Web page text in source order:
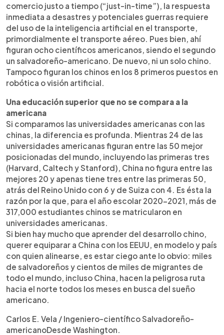
comercio justo a tiempo (“just-in-time”), la respuesta
inmediata a desastres y potenciales guerras requiere
del uso de la inteligencia artificial en el transporte,
primordialmente el transporte aéreo. Pues bien, ahí
figuran ocho científicos americanos, siendo el segundo
un salvadoreño-americano. De nuevo, ni un solo chino.
Tampoco figuran los chinos en los 8 primeros puestos en
robótica o visión artificial.
Una educación superior que no se compara a la
americana
Si comparamos las universidades americanas con las
chinas, la diferencia es profunda. Mientras 24 de las
universidades americanas figuran entre las 50 mejor
posicionadas del mundo, incluyendo las primeras tres
(Harvard, Caltech y Stanford), China no figura entre las
mejores 20 y apenas tiene tres entre las primeras 50,
atrás del Reino Unido con 6 y de Suiza con 4. Es ésta la
razón por la que, para el año escolar 2020-2021, más de
317,000 estudiantes chinos se matricularon en
universidades americanas.
Si bien hay mucho que aprender del desarrollo chino,
querer equiparar a China con los EEUU, en modelo y país
con quien alinearse, es estar ciego ante lo obvio: miles
de salvadoreños y cientos de miles de migrantes de
todo el mundo, incluso China, hacen la peligrosa ruta
hacia el norte todos los meses en busca del sueño
americano.
Carlos E. Vela / Ingeniero-científico Salvadoreño-
americanoDesde Washington.